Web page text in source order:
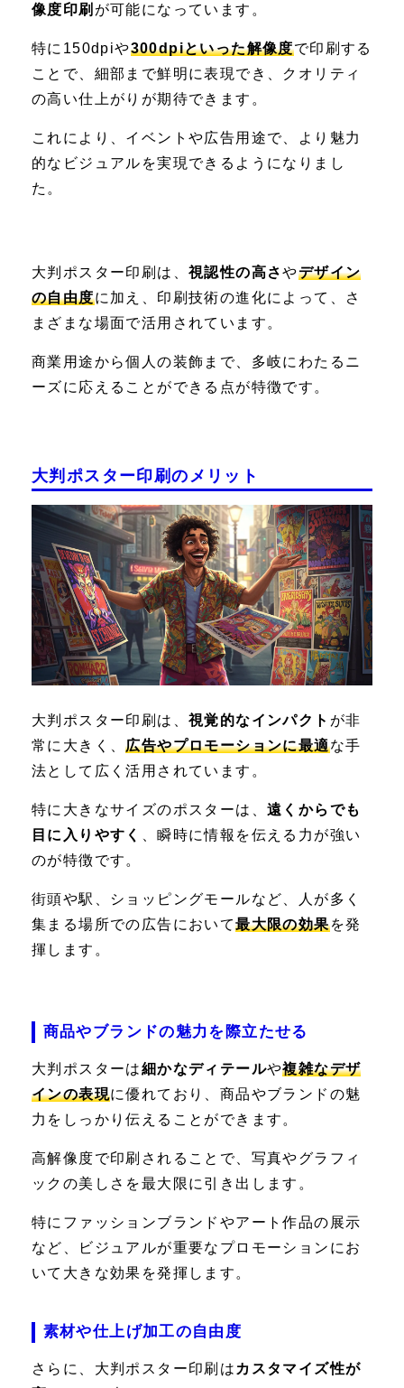
像度印刷 が可能になっています。
特に150dpiや300dpiといった解像度で印刷する
ことで、細部まで鮮明に表現でき、クオリティ
の高い仕上がりが期待できます。
これにより、イベントや広告用途で、より魅力
的なビジュアルを実現できるようになりまし
た。
大判ポスター印刷は、 視認性の高さやデザイン
の自由度に加え、印刷技術の進化によって、さ
まざまな場面で活用されています。
商業用途から個人の装飾まで、多岐にわたるニ
ーズに応えることができる点が特徴です。
大判ポスター印刷のメリット
大判ポスター印刷は、 視覚的なインパクト が非
常に大きく、広告やプロモーションに最適な手
法として広く活用されています。
特に大きなサイズのポスターは、 遠くからでも
目に入りやすく
、瞬時に情報を伝える力が強い
のが特徴です。
街頭や駅、ショッピングモールなど、人が多く
集まる場所での広告において最大限の効果を発
揮します。
商品やブランドの魅力を際立たせる
大判ポスターは細かなディテールや複雑なデザ
インの表現に優れており、商品やブランドの魅
力をしっかり伝えることができます。
高解像度で印刷されることで、写真やグラフィ
ックの美しさを最大限に引き出します。
特にファッションブランドやアート作品の展示
など、ビジュアルが重要なプロモーションにお
いて大きな効果を発揮します。
素材や仕上げ加工の自由度
さらに、大判ポスター印刷は カスタマイズ性が